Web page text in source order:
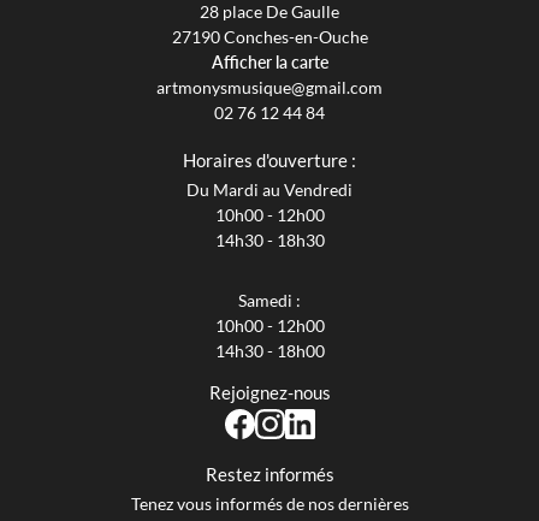
28 place De Gaulle
27190 Conches-en-Ouche
Afficher la carte
02 76 12 44 84
Horaires d'ouverture :
Du Mardi au Vendredi
10h00 - 12h00
14h30 - 18h30
Samedi :
10h00 - 12h00
14h30 - 18h00
Rejoignez-nous
Restez informés
Tenez vous informés de nos dernières